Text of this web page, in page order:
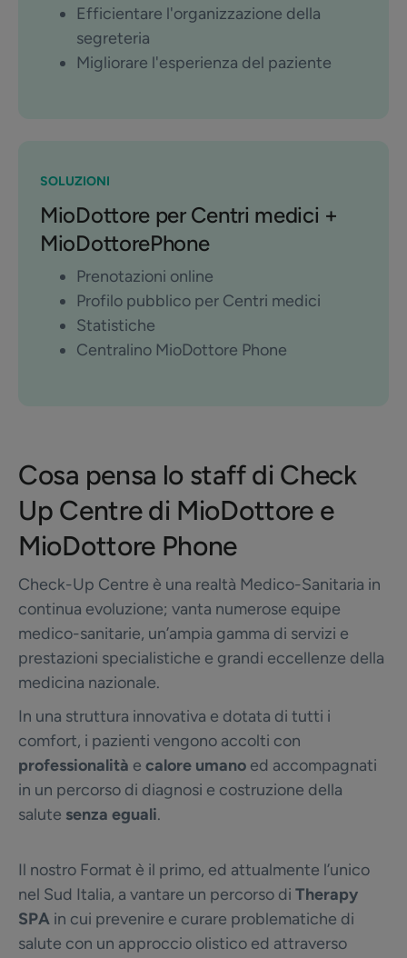
Efficientare l'organizzazione della
segreteria
Migliorare l'esperienza del paziente
SOLUZIONI
MioDottore per Centri medici +
MioDottorePhone
Prenotazioni online
Profilo pubblico per Centri medici
Statistiche
Centralino MioDottore Phone
Cosa pensa lo staff di Check
Up Centre di MioDottore e
MioDottore Phone
Check-Up Centre è una realtà Medico-Sanitaria in
continua evoluzione; vanta numerose equipe
medico-sanitarie, un’ampia gamma di servizi e
prestazioni specialistiche e grandi eccellenze della
medicina nazionale.
In una struttura innovativa e dotata di tutti i
comfort, i pazienti vengono accolti con
professionalità e calore umano ed accompagnati
in un percorso di diagnosi e costruzione della
salute senza eguali.
Il nostro Format è il primo, ed attualmente l’unico
nel Sud Italia, a vantare un percorso di Therapy
SPA in cui prevenire e curare problematiche di
salute con un approccio olistico ed attraverso